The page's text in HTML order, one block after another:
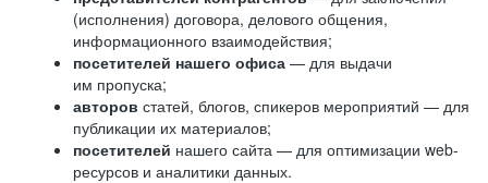
(исполнения) договора, делового общения,
информационного взаимодействия;
посетителей нашего офиса — для выдачи
им пропуска;
авторов статей, блогов, спикеров мероприятий — для
публикации их материалов;
посетителей нашего сайта — для оптимизации web-
ресурсов и аналитики данных.